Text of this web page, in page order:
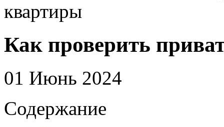
квартиры
Как проверить
01 Июнь 2024
Содержание